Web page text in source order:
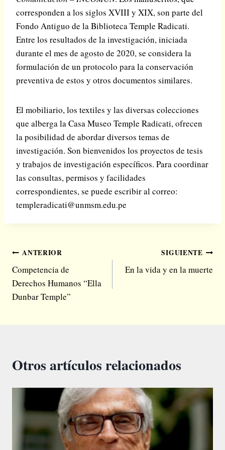
corresponden a los siglos XVIII y XIX, son parte del
Fondo Antiguo de la Biblioteca Temple Radicati.
Entre los resultados de la investigación, iniciada
durante el mes de agosto de 2020, se considera la
formulación de un protocolo para la conservación
preventiva de estos y otros documentos similares.
El mobiliario, los textiles y las diversas colecciones
que alberga la Casa Museo Temple Radicati, ofrecen
la posibilidad de abordar diversos temas de
investigación. Son bienvenidos los proyectos de tesis
y trabajos de investigación específicos. Para coordinar
las consultas, permisos y facilidades
correspondientes, se puede escribir al correo:
templeradicati@unmsm.edu.pe
Navegación
de
entradas
ANTERIOR
Competencia de
Derechos Humanos “Ella
Dunbar Temple”
SIGUIENTE
En la vida y en la muerte
Otros artículos relacionados